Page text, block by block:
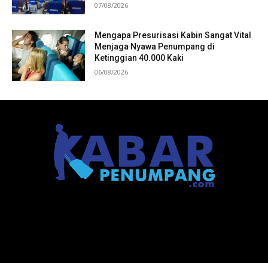
07/08/2026
Mengapa Presurisasi Kabin Sangat Vital
Menjaga Nyawa Penumpang di
Ketinggian 40.000 Kaki
06/08/2026